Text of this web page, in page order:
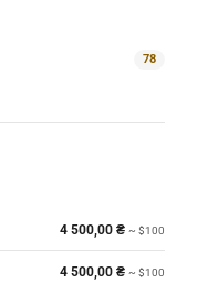
78
4 500,00 ₴ ~ $100
4 500,00 ₴ ~ $100